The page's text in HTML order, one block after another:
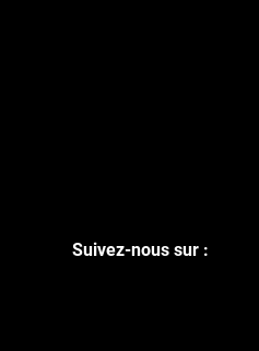
Suivez-nous sur :